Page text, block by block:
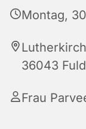
Montag,
36043
Frau